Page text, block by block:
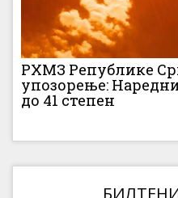
РХМЗ Републике
упозорење:
до 41 степен